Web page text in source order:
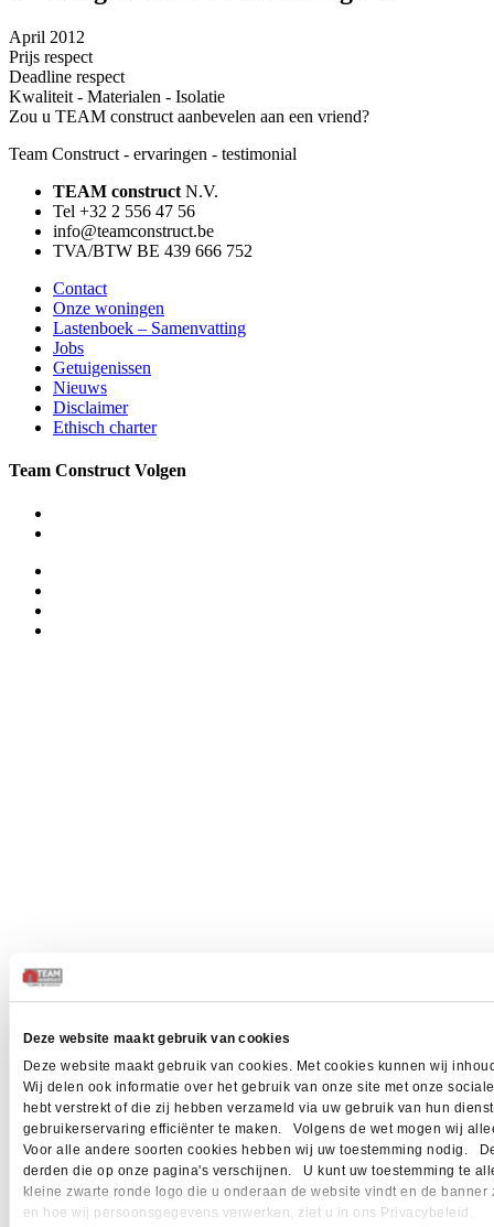
Deze website maakt gebruik van cookies
Deze website maakt gebruik van cookies. Met cookies kunnen wij
Wij delen ook informatie over het gebruik van onze site met onze
hebt verstrekt of die zij hebben verzameld via uw gebruik van hun
gebruikerservaring efficiënter te maken. Volgens de wet mogen wij
Voor alle andere soorten cookies hebben wij uw toestemming nodig.
derden die op onze pagina's verschijnen. U kunt uw toestemming te
kleine zwarte ronde logo die u onderaan de website vindt en de
en hoe wij persoonsgegevens verwerken, ziet u in ons Privacybeleid.
April 2012
Prijs respect
Deadline respect
Kwaliteit - Materialen - Isolatie
Zou u TEAM construct aanbevelen aan een vriend?
Team Construct - ervaringen - testimonial
TEAM construct N.V.
Tel +32 2 556 47 56
info@teamconstruct.be
TVA/BTW BE 439 666 752
Contact
Onze woningen
Lastenboek – Samenvatting
Jobs
Getuigenissen
Nieuws
Disclaimer
Ethisch charter
Team Construct Volgen